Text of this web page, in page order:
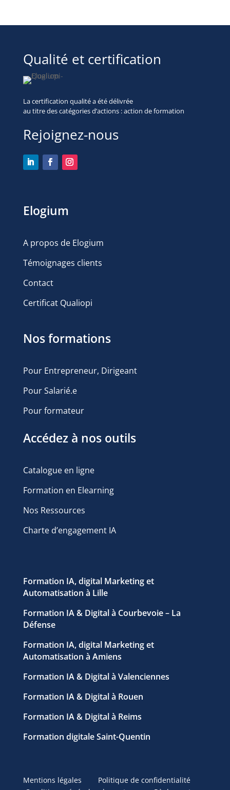
Qualité et certification
La certification qualité a été délivrée
au titre descatégories d’actions : action de formation
Rejoignez-nous
Elogium
A propos de Elogium
Témoignages clients
Contact
Certificat Qualiopi
Nos formations
Pour Entrepreneur, Dirigeant
Pour Salarié.e
Pour formateur
Accédez à nos outils
Catalogue en ligne
Formation en Elearning
Nos Ressources
Charte d’engagement IA
Formation IA, digital Marketing et
Automatisation à Lille
Formation IA & Digital à Courbevoie – La
Défense
Formation IA, digital Marketing et
Automatisation à Amiens
Formation IA & Digital à Valenciennes
Formation IA & Digital à Rouen
Formation IA & Digital à Reims
Formation digitale Saint-Quentin
Mentions légales
Politique de confidentialité